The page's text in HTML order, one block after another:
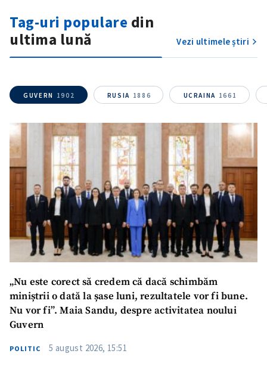
Tag-uri populare din
ultima lună
Vezi ultimele știri
GUVERN 1902 RUSIA 1886 UCRAINA 1661
„Nu este corect să credem că dacă schimbăm
miniștrii o dată la șase luni, rezultatele vor fi bune.
Nu vor fi”. Maia Sandu, despre activitatea noului
Guvern
POLITIC 5 august 2026, 15:51